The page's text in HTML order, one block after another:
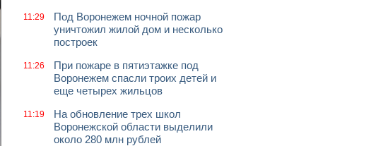
11:29
Под Воронежем ночной пожар
уничтожил жилой дом и несколько
построек
11:26
При пожаре в пятиэтажке под
Воронежем спасли троих детей и
еще четырех жильцов
11:19
На обновление трех школ
Воронежской области выделили
около 280 млн рублей